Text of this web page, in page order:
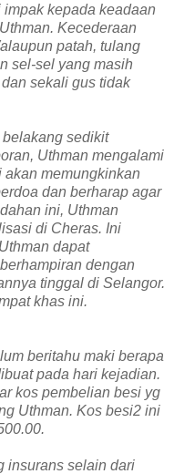
kepada keadaan
Kecederaan
patah, tulang
sel-sel yang masih
sekali gus tidak
sedikit
Uthman mengalami
akan memungkinkan
dan berharap agar
ini, Uthman
di Cheras. Ini
dapat
dengan
tinggal di Selangor.
khas ini.
beritahu maki berapa
pada hari kejadian.
kos pembelian besi yg
Uthman. Kos besi2 ini
insurans selain dari